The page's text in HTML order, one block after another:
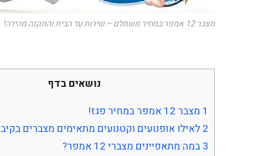
מצבר 12 אמפר במחיר משתלם – שירות עד הבית והתקנה מהירה!
נושאים בדף
1 מצבר 12 אמפר במחיר פגז!
2 לאילו אופנועים וקטנועים מתאימים מצברים בקיבולת 12
3 במה מתאפיינים מצברי 12 אמפר?